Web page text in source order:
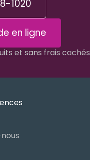
1020
en ligne
et sans frais cachés